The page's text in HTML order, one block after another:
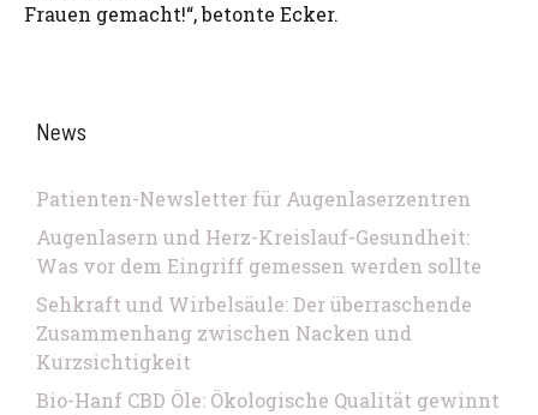
Frauen gemacht!“, betonte Ecker.
News
Patienten-Newsletter für Augenlaserzentren
Augenlasern und Herz-Kreislauf-Gesundheit:
Was vor dem Eingriff gemessen werden sollte
Sehkraft und Wirbelsäule: Der überraschende
Zusammenhang zwischen Nacken und
Kurzsichtigkeit
Bio-Hanf CBD Öle: Ökologische Qualität gewinnt